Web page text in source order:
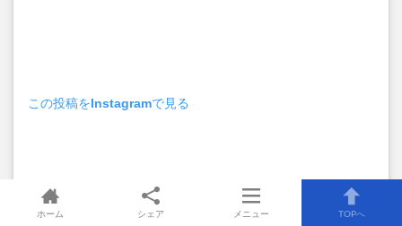
この投稿をInstagramで見る
ホーム シェア メニュー TOPへ